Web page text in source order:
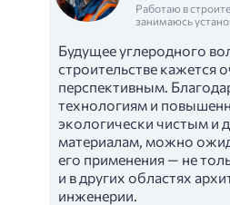
Работаю в
занимаюсь
Будущее углеродного
строительстве кажется
перспективным.
технологиям и
экологически чистым и
материалам, можно
его применения — не
и в других областях
инженерии.